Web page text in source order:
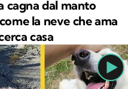
cagna dal manto
la neve che ama
casa